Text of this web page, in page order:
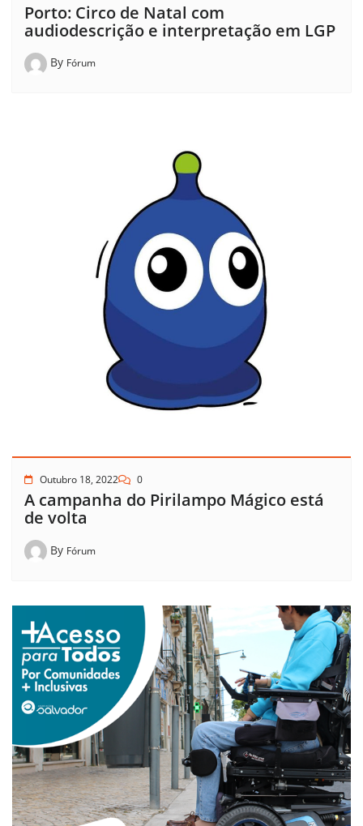
Porto: Circo de Natal com
audiodescrição e interpretação em LGP
By Fórum
Outubro 18, 2022 0
A campanha do Pirilampo Mágico está
de volta
By Fórum